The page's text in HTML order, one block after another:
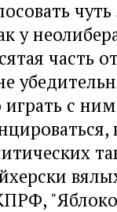
у
часть
с